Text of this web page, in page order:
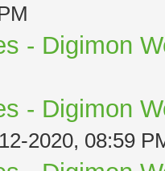
- Digimon
- Digimon
2020, 08:59